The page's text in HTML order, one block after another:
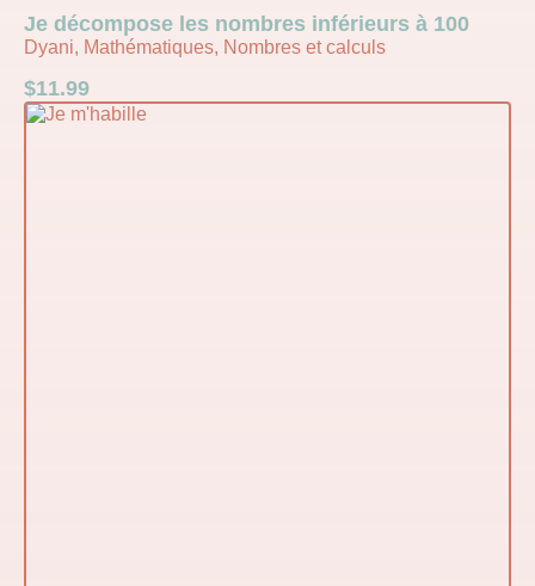
Je décompose les nombres inférieurs à 100
Dyani, Mathématiques, Nombres et calculs
$11.99